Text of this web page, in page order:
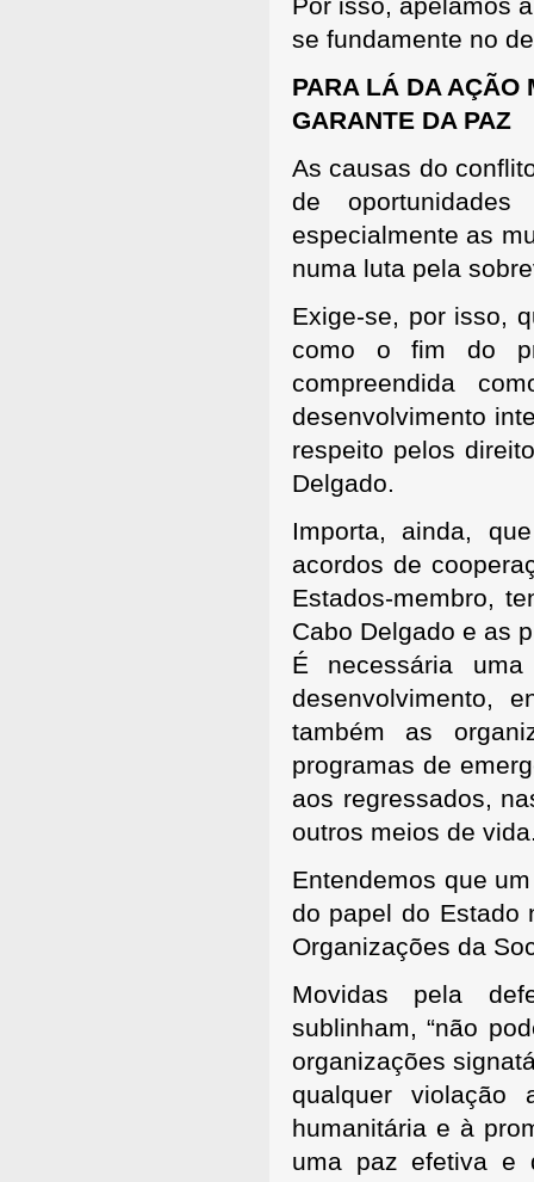
se fundamente no
PARA LÁ DA AÇÃO
GARANTE DA PAZ
As causas do
de
especialmente as
numa luta pela
Exige-se, por isso,
como o fim do
compreendida
desenvolvimento
respeito pelos
Delgado.
Importa, ainda,
acordos de
Estados-membro,
Cabo Delgado e as
É necessária uma
desenvolvimento,
também as
programas de
aos regressados,
outros meios de
Entendemos que
do papel do Estado
Organizações da
Movidas pela
sublinham, “não
organizações
qualquer violação
humanitária e à
uma paz efetiva e